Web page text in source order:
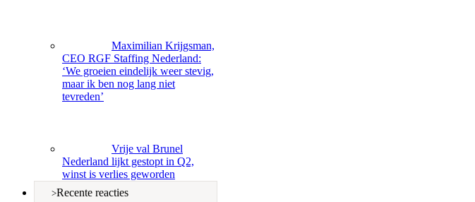
Maximilian Krijgsman,
CEO RGF Staffing Nederland:
‘We groeien eindelijk weer stevig,
maar ik ben nog lang niet
tevreden’
Vrije val Brunel
Nederland lijkt gestopt in Q2,
winst is verlies geworden
Recente reacties